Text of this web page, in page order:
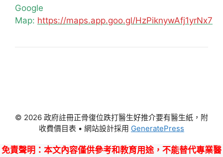
Google
Map: https://maps.app.goo.gl/HzPiknywAfj1yrNx7
© 2026 政府註冊正骨復位跌打醫生好推介要有醫生紙，附
收費價目表 • 網站設計採用 GeneratePress
免責聲明 ：本文內容僅供參考和教育用途，不能替代專業醫